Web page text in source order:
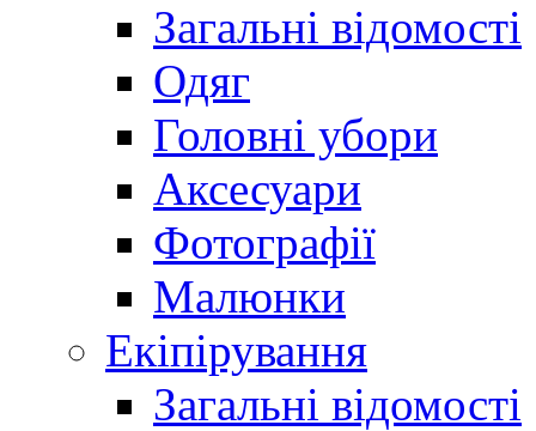
Загальні відомості
Одяг
Головні убори
Аксесуари
Фотографії
Малюнки
Екіпірування
Загальні відомості